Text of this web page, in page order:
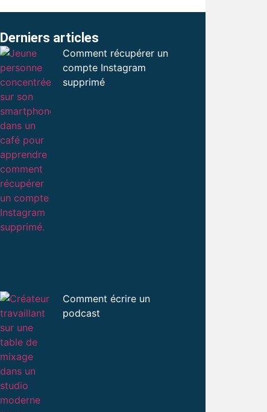
Derniers articles
Comment récupérer un
compte Instagram
supprimé
Comment écrire un
podcast